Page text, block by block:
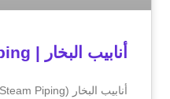
أنابيب البخار | Steam Piping